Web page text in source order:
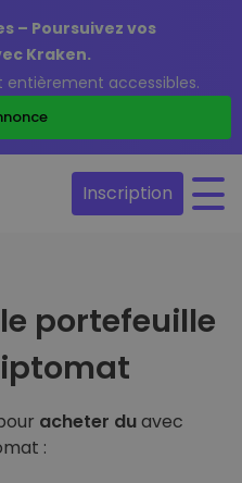
– Poursuivez vos
Kraken.
accessibles.
Inscription
portefeuille
acheter duavec
: